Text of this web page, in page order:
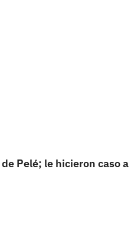
Pelé; le hicieron caso a